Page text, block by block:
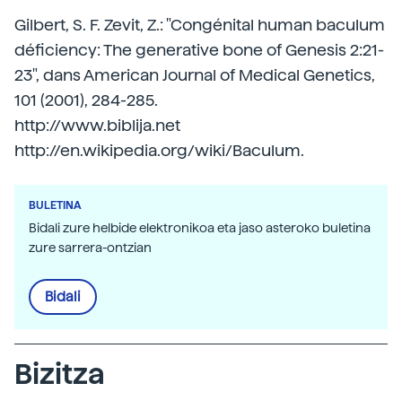
Gilbert, S. F. Zevit, Z.: "Congénital human baculum
déficiency: The generative bone of Genesis 2:21-
23", dans American Journal of Medical Genetics,
101 (2001), 284-285.
http://www.biblija.net
http://en.wikipedia.org/wiki/Baculum.
BULETINA
Bidali zure helbide elektronikoa eta jaso asteroko buletina
zure sarrera-ontzian
Bidali
Bizitza